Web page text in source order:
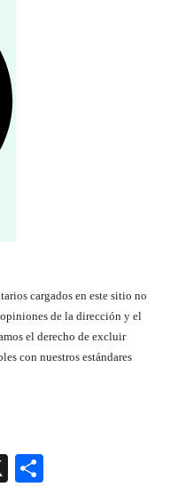
cargados en este sitio no
de la dirección y el
el derecho de excluir
con nuestros estándares
X